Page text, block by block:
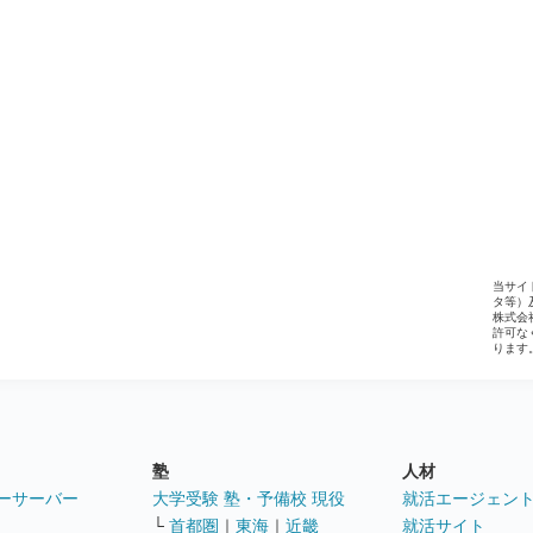
当サイ
タ等）
株式会
許可な
ります
サーバー
塾
大学受験 塾・予備校 現役
└ 首都圏 ｜ 東海 ｜ 近畿
人材
就活エージェン
就活サイト